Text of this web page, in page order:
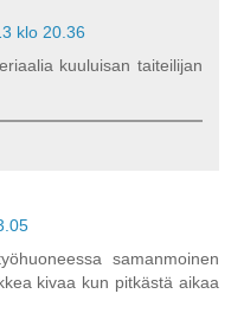
klo 20.36
kuuluisan taiteilijan
samanmoinen
kivaa kun pitkästä aikaa